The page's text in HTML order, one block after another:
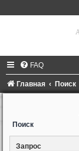
FAQ
Главная Поиск
Поиск
Запрос